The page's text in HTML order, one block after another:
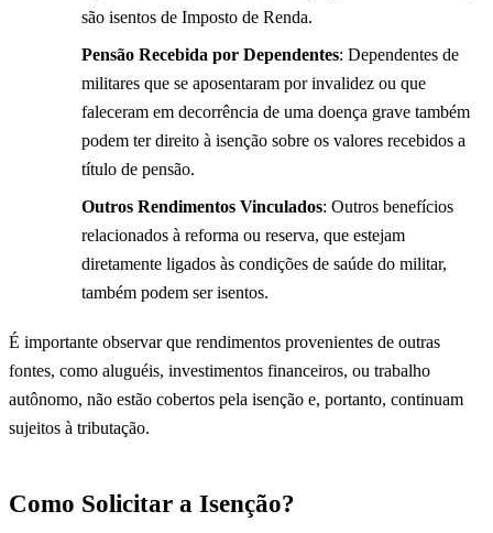
são isentos de Imposto de Renda.
Pensão Recebida por Dependentes: Dependentes de
militares que se aposentaram por invalidez ou que
faleceram em decorrência de uma doença grave também
podem ter direito à isenção sobre os valores recebidos a
título de pensão.
Outros Rendimentos Vinculados: Outros benefícios
relacionados à reforma ou reserva, que estejam
diretamente ligados às condições de saúde do militar,
também podem ser isentos.
É importante observar que rendimentos provenientes de outras
fontes, como aluguéis, investimentos financeiros, ou trabalho
autônomo, não estão cobertos pela isenção e, portanto, continuam
sujeitos à tributação.
Como Solicitar a Isenção?